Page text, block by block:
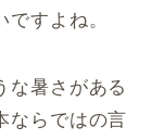
すよね。
な暑さがある
ならではの言